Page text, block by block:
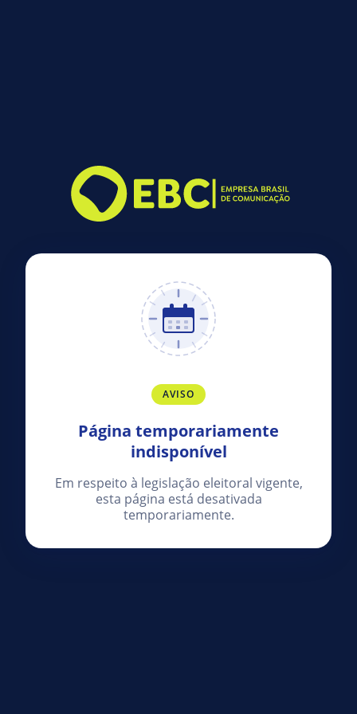
AVISO
Página temporariamente
indisponível
Em respeito à legislação eleitoral vigente,
esta página está desativada
temporariamente.